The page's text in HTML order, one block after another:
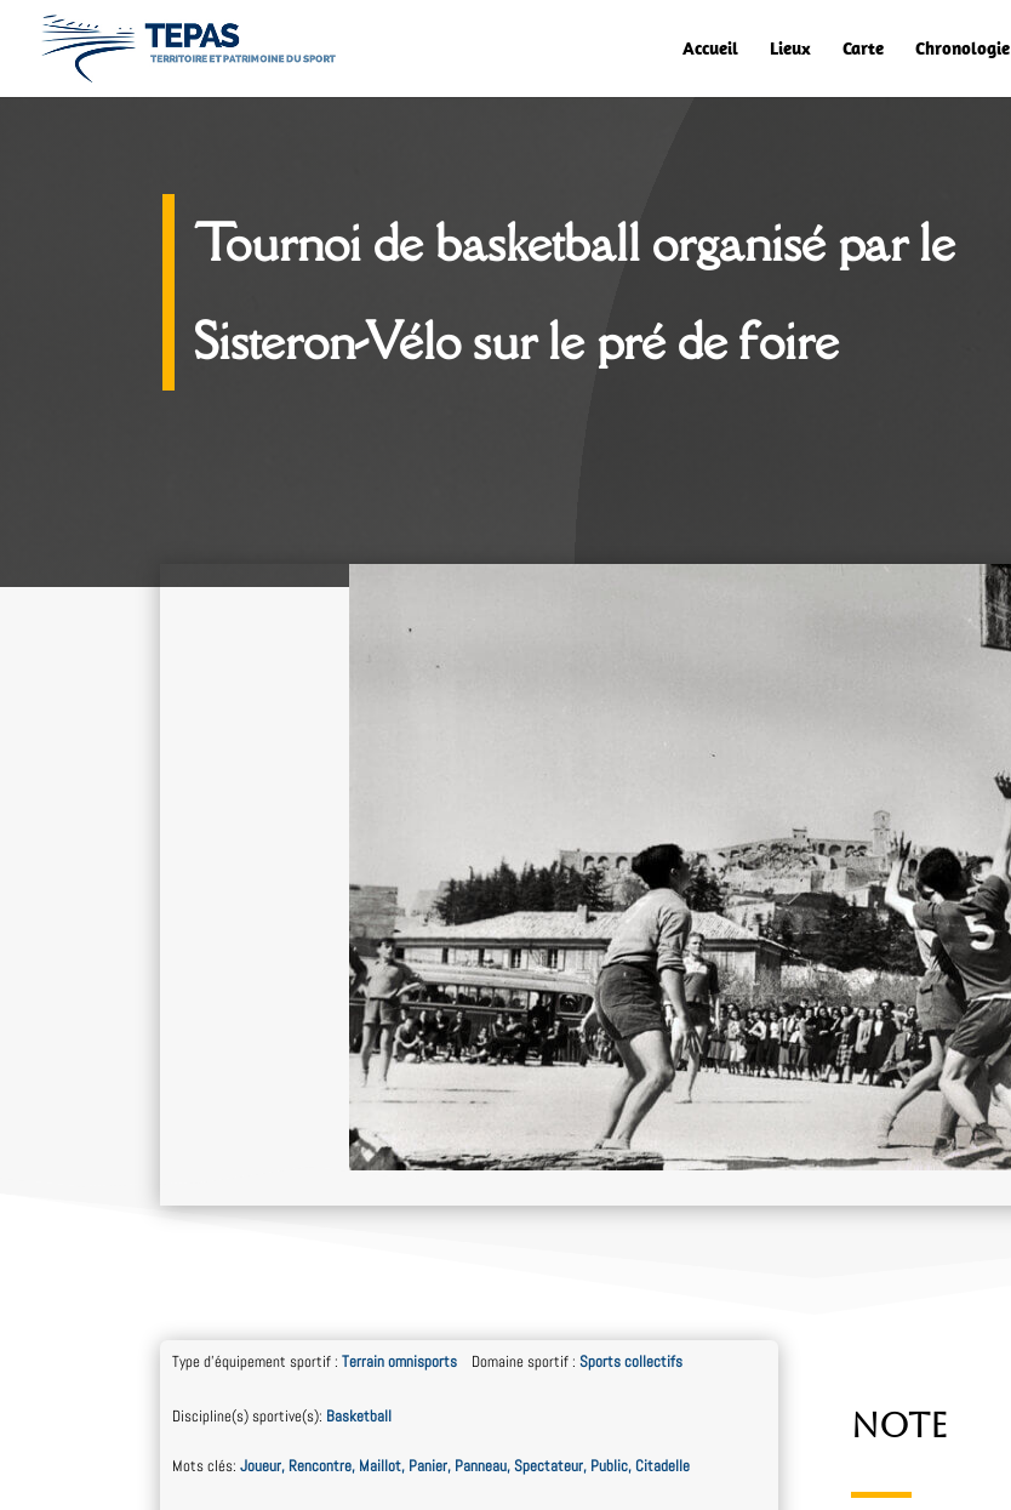
Accueil Lieux Carte Chronologie
Tournoi de basketball organisé par le
Sisteron-Vélo sur le pré de foire
Type d'équipement sportif : Terrain omnisports Domaine sportif : Sports collectifs
Discipline(s) sportive(s): Basketball
Mots clés: Joueur, Rencontre, Maillot, Panier, Panneau, Spectateur, Public, Citadelle
Note